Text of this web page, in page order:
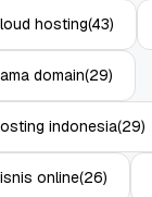
hosting(43)
domain(29)
indonesia(29)
online(26)